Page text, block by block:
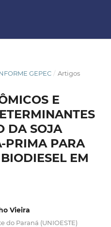
GEPEC / Artigos
E
DA SOJA
PRIMA PARA
EM
Vieira
do Paraná (UNIOESTE)